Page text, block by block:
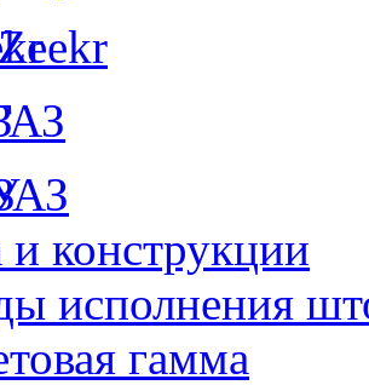
и конструкции
исполнения
гамма